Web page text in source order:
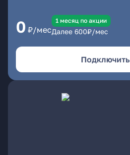
0 ₽/мес
1 месяц по акции
Далее 600₽/мес
Подключить